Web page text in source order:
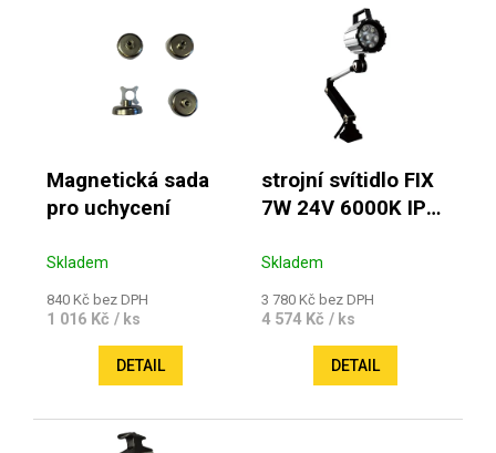
Magnetická sada
pro uchycení
Skladem
840 Kč bez DPH
1 016 Kč / ks
DETAIL
strojní svítidlo FIX
7W 24V 6000K IP
Skladem
3 780 Kč bez DPH
4 574 Kč / ks
DETAIL